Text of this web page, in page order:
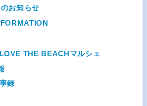
お知らせ
THE BEACHマルシェ
録